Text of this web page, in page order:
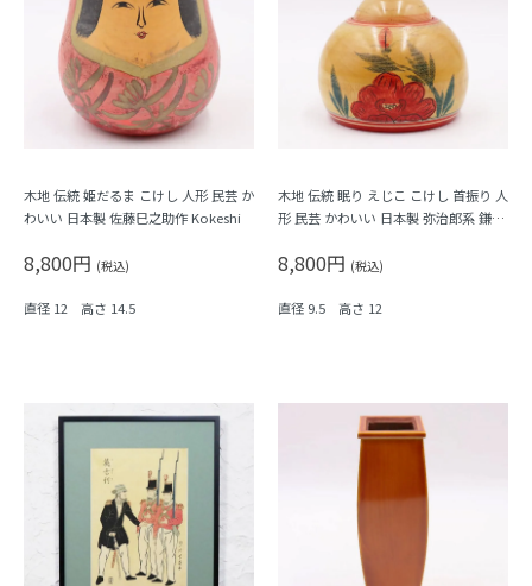
木地 伝統 姫だるま こけし 人形 民芸 か
わいい 日本製 佐藤巳之助作 Kokeshi
8,800円 (税込)
直径 12 高さ 14.5
木地 伝統 眠り えじこ こけし 首振り 人
形 民芸 かわいい 日本製 弥治郎系 鎌田
8,800円 (税込)
直径 9.5 高さ 12